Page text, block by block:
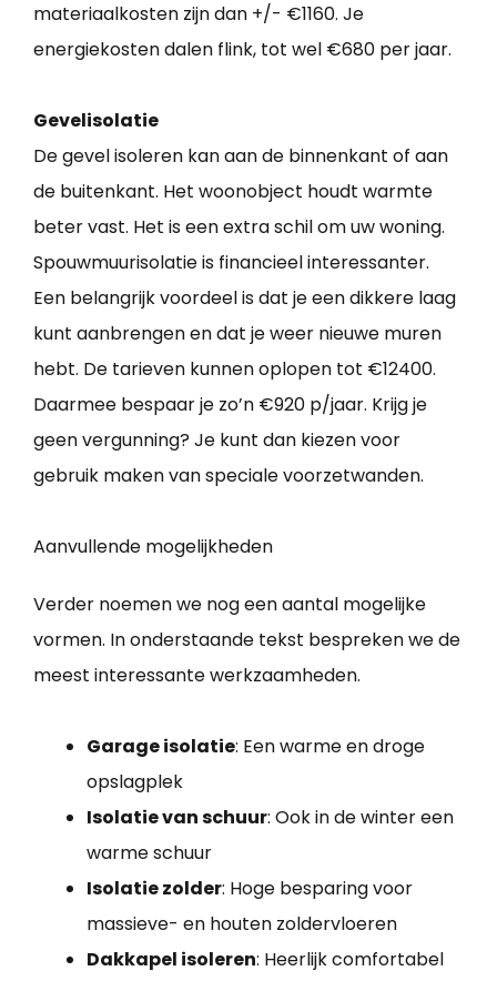
materiaalkosten zijn dan +/- €1160. Je
energiekosten dalen flink, tot wel €680 per jaar.
Gevelisolatie
De gevel isoleren kan aan de binnenkant of aan
de buitenkant. Het woonobject houdt warmte
beter vast. Het is een extra schil om uw woning.
Spouwmuurisolatie is financieel interessanter.
Een belangrijk voordeel is dat je een dikkere laag
kunt aanbrengen en dat je weer nieuwe muren
hebt. De tarieven kunnen oplopen tot €12400.
Daarmee bespaar je zo’n €920 p/jaar. Krijg je
geen vergunning? Je kunt dan kiezen voor
gebruik maken van speciale voorzetwanden.
Aanvullende mogelijkheden
Verder noemen we nog een aantal mogelijke
vormen. In onderstaande tekst bespreken we de
meest interessante werkzaamheden.
Garage isolatie: Een warme en droge
opslagplek
Isolatie van schuur: Ook in de winter een
warme schuur
Isolatie zolder: Hoge besparing voor
massieve- en houten zoldervloeren
Dakkapel isoleren: Heerlijk comfortabel